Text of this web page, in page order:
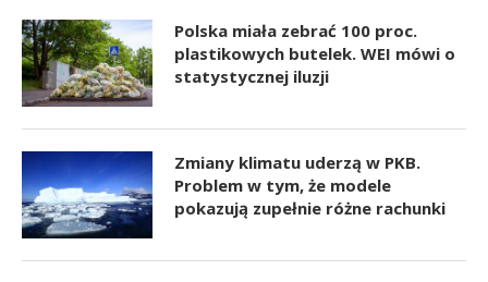
Polska miała zebrać 100 proc.
plastikowych butelek. WEI mówi o
statystycznej iluzji
Zmiany klimatu uderzą w PKB.
Problem w tym, że modele
pokazują zupełnie różne rachunki